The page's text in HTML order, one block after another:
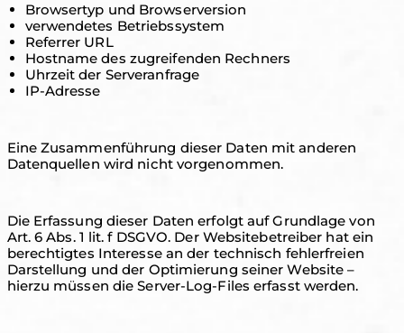
Browsertyp und Browserversion
verwendetes Betriebssystem
Referrer URL
Hostname des zugreifenden Rechners
Uhrzeit der Serveranfrage
IP-Adresse
Eine Zusammenführung dieser Daten mit anderen
Datenquellen wird nicht vorgenommen.
Die Erfassung dieser Daten erfolgt auf Grundlage von
Art. 6 Abs. 1 lit. f DSGVO. Der Websitebetreiber hat ein
berechtigtes Interesse an der technisch fehlerfreien
Darstellung und der Optimierung seiner Website –
hierzu müssen die Server-Log-Files erfasst werden.